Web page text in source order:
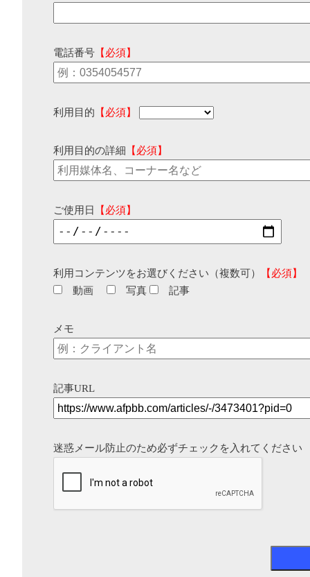
電話番号 【必須】
利用目的 【必須】
利用目的の詳細 【必須】
ご使用日 【必須】
利用コンテンツをお選びください（複数可）
【必須】
動画
写真 記事
メモ
記事URL
迷惑メール防止のため必ずチェックを入れてください